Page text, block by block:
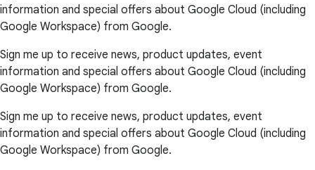
information and special offers about Google Cloud (including
Google Workspace) from Google.
Sign me up to receive news, product updates, event
information and special offers about Google Cloud (including
Google Workspace) from Google.
Sign me up to receive news, product updates, event
information and special offers about Google Cloud (including
Google Workspace) from Google.